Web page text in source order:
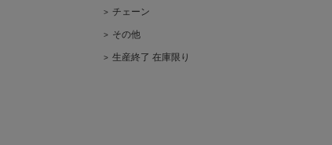
チェーン
その他
生産終了 在庫限り